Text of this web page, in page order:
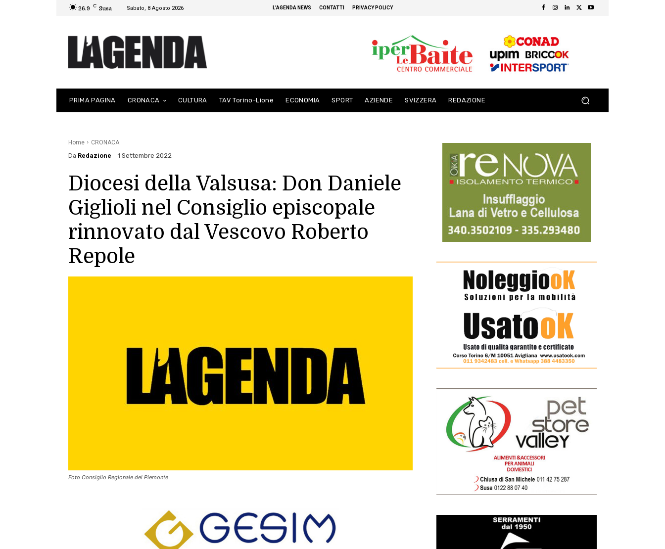
26.9 C Susa Sabato, 8 Agosto 2026 L’AGENDA NEWS CONTATTI PRIVACY POLICY
PRIMA PAGINA CRONACA CULTURA TAV Torino-Lione ECONOMIA SPORT AZIENDE SVIZZERA REDAZIONE
Home CRONACA
Da Redazione 1 Settembre 2022
Diocesi della Valsusa: Don Daniele
Giglioli nel Consiglio episcopale
rinnovato dal Vescovo Roberto
Repole
Foto Consiglio Regionale del Piemonte